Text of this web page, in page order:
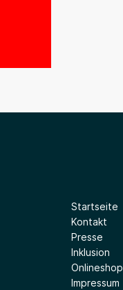
Startseite
Kontakt
Presse
Inklusion
Onlineshop
Impressum